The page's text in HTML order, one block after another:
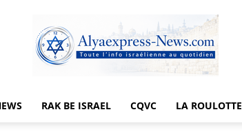
RAK BE ISRAEL CQVC LA ROULOTTE